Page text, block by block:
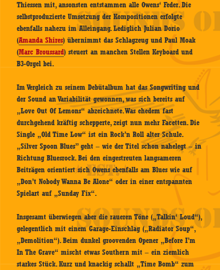
Thiessen mit, ansonsten entstammen alle Owens‘ Feder. Die
selbstproduzierte Umsetzung der Kompositionen erfolgte
ebenfalls nahezu im Alleingang. Lediglich Julian Dorio
(Amanda Shires) übernimmt das Schlagzeug und Paul Moak
(Marc Broussard) steuert an manchen Stellen Keyboard und
B3-Orgel bei.
Im Vergleich zu seinem Debütalbum hat das Songwriting und
der Sound an Variabilität gewonnen, was sich bereits auf
„Love Out Of Lemons“ abzeichnete. Was ehedem fast
durchgehend kräftig schepperte, zeigt nun mehr Facetten. Die
Single „Old Time Low“ ist ein Rock’n Roll alter Schule.
„Silver Spoon Blues” geht – wie der Titel schon nahelegt – in
Richtung Bluesrock. Bei den eingestreuten langsameren
Beiträgen orientiert sich Owens ebenfalls am Blues wie auf
„Don’t Nobody Wanna Be Alone“ oder in einer entspannten
Spielart auf „Sunday Fix“.
Insgesamt überwiegen aber die raueren Töne („Talkin‘ Loud“),
gelegentlich mit einem Garage-Einschlag („Radiator Soup“,
„Demolition“). Beim dunkel groovenden Opener „Before I’m
In The Grave“ mischt etwas Southern mit – ein ziemlich
starkes Stück. Kurz und knackig schallt „Time Bomb“ zum